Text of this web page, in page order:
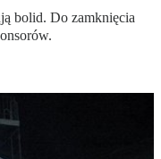
bolid. Do zamknięcia